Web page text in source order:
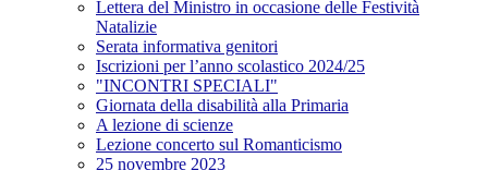
Lettera del Ministro in occasione delle Festività
Natalizie
Serata informativa genitori
Iscrizioni per l’anno scolastico 2024/25
"INCONTRI SPECIALI"
Giornata della disabilità alla Primaria
A lezione di scienze
Lezione concerto sul Romanticismo
25 novembre 2023